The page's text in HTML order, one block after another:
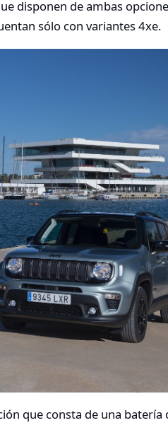
disponen de ambas
sólo con variantes 4xe.
que consta de una batería